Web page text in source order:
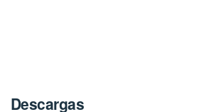
Descargas